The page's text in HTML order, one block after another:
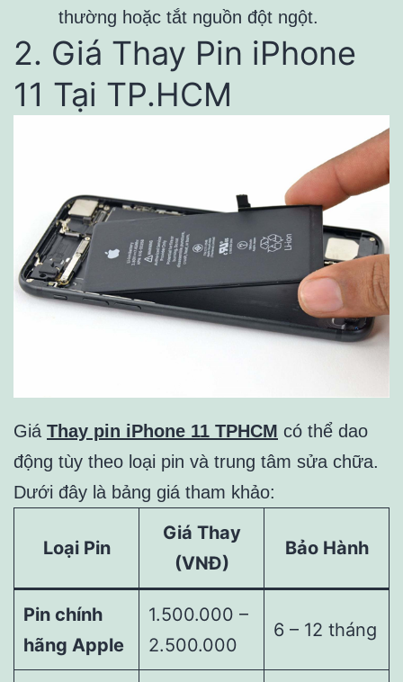
thường hoặc tắt nguồn đột ngột.
2. Giá Thay Pin iPhone
11 Tại TP.HCM
Giá Thay pin iPhone 11 TPHCM có thể dao
động tùy theo loại pin và trung tâm sửa chữa.
Dưới đây là bảng giá tham khảo:
Loại Pin
Giá Thay
(VNĐ)
Bảo Hành
Pin chính
hãng Apple
1.500.000 –
2.500.000
6 – 12 tháng